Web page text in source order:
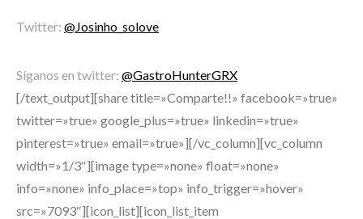
Twitter: @Josinho_solove
Síganos en twitter: @GastroHunterGRX
[/text_output][share title=»Comparte!!» facebook=»true»
twitter=»true» google_plus=»true» linkedin=»true»
pinterest=»true» email=»true»][/vc_column][vc_column
width=»1/3″][image type=»none» float=»none»
info=»none» info_place=»top» info_trigger=»hover»
src=»7093″][icon_list][icon_list_item